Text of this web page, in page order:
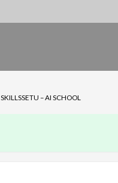
SKILLSSETU – AI SCHOOL